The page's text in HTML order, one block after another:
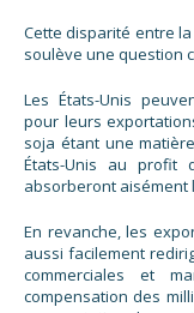
Cette disparité entre
soulève une question
Les États-Unis
pour leurs
soja étant une
États-Unis au profit
absorberont aisément
En revanche, les
aussi facilement
commerciales et
compensation des